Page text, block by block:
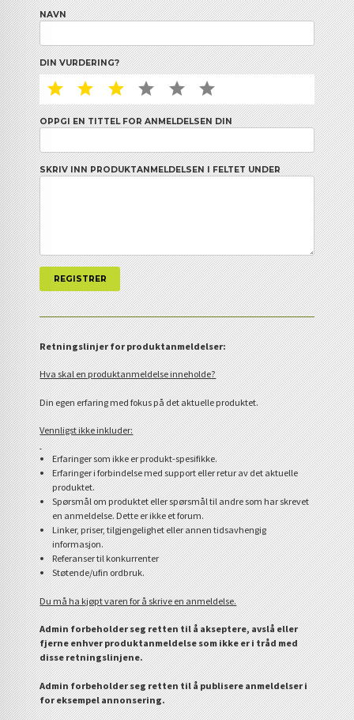
NAVN
DIN VURDERING?
1 STAR2 STAR3 STAR4 STAR5 STAR
OPPGI EN TITTEL FOR ANMELDELSEN DIN
SKRIV INN PRODUKTANMELDELSEN I FELTET UNDER
Retningslinjer for produktanmeldelser:
Hva skal en produktanmeldelse inneholde?
Din egen erfaring med fokus på det aktuelle produktet.
Vennligst ikke inkluder:
Erfaringer som ikke er produkt-spesifikke.
Erfaringer i forbindelse med support eller retur av det aktuelle
produktet.
Spørsmål om produktet eller spørsmål til andre som har skrevet
en anmeldelse. Dette er ikke et forum.
Linker, priser, tilgjengelighet eller annen tidsavhengig
informasjon.
Referanser til konkurrenter
Støtende/ufin ordbruk.
Du må ha kjøpt varen for å skrive en anmeldelse.
Admin forbeholder seg retten til å akseptere, avslå eller
fjerne enhver produktanmeldelse som ikke er i tråd med
disse retningslinjene.
Admin forbeholder seg retten til å publisere anmeldelser i
for eksempel annonsering.